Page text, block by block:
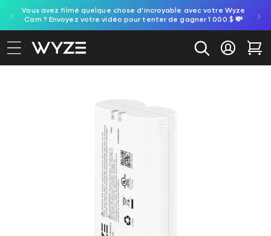
au contenu
d'accessibilité
Vous avez filmé quelque chose d'incroyable avec votre Wyze
Cam ? Envoyez votre vidéo pour tenter de gagner 1 000 $ 💸
Se